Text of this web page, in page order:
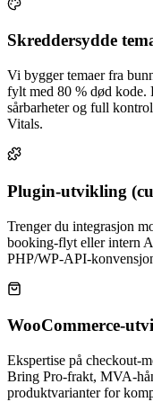
Skreddersydde
Vi bygger temaer fra
fylt med 80 % død kode.
sårbarheter og full
Vitals.
Plugin-utvikling
Trenger du integrasjon
booking-flyt eller intern
PHP/WP-API-
WooCommerce-
Ekspertise på checkout-
Bring Pro-frakt, MVA-
produkt­varianter for